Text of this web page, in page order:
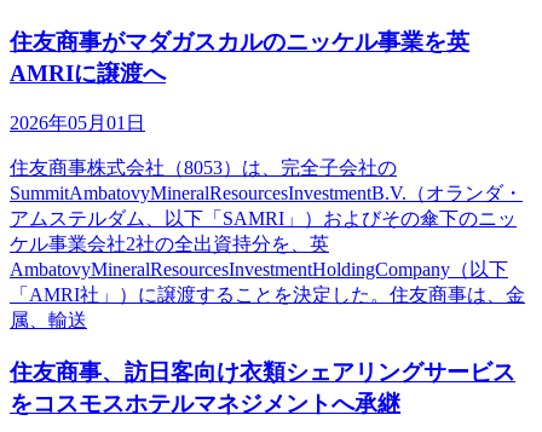
住友商事がマダガスカルのニッケル事業を英
AMRIに譲渡へ
2026年05月01日
住友商事株式会社（8053）は、完全子会社の
SummitAmbatovyMineralResourcesInvestmentB.V.（オランダ・
アムステルダム、以下「SAMRI」）およびその傘下のニッ
ケル事業会社2社の全出資持分を、英
AmbatovyMineralResourcesInvestmentHoldingCompany（以下
「AMRI社」）に譲渡することを決定した。住友商事は、金
属、輸送
住友商事、訪日客向け衣類シェアリングサービス
をコスモスホテルマネジメントへ承継